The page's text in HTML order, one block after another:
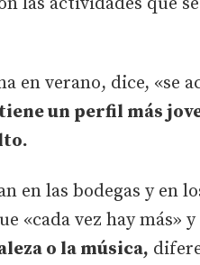
en verano, dice, «se
un perfil más
en las bodegas y en
«cada vez hay más»
o la música,